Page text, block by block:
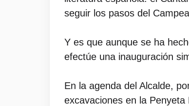
seguir los pasos del
Y es que aunque se ha
efectúe una inauguración
En la agenda del Alcalde,
excavaciones en la